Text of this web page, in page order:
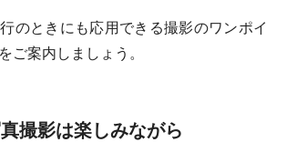
のときにも応用できる撮影のワンポイ
ご案内しましょう。
撮影は楽しみながら